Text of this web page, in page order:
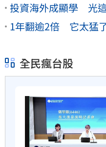
投資海外成顯學 光
1年翻逾2倍 它太猛
全民瘋台股